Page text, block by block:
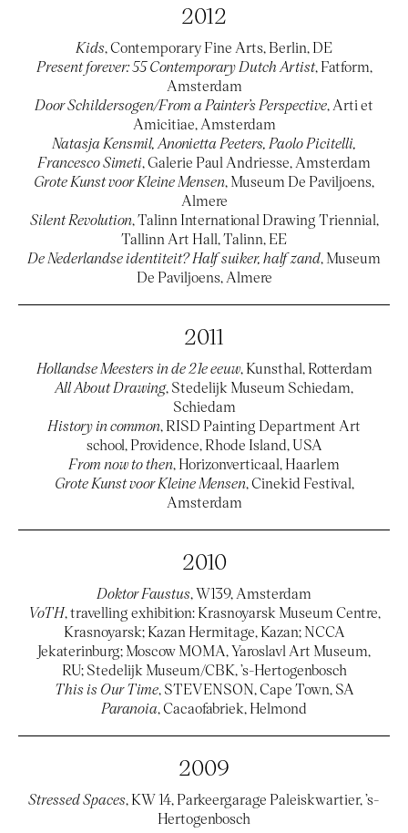
2012
Kids, Contemporary Fine Arts, Berlin, DE
Present forever: 55 Contemporary Dutch Artist, Fatform,
Amsterdam
Door Schildersogen/From a Painter’s Perspective, Arti et
Amicitiae, Amsterdam
Natasja Kensmil, Anonietta Peeters, Paolo Picitelli,
Francesco Simeti, Galerie Paul Andriesse, Amsterdam
Grote Kunst voor Kleine Mensen, Museum De Paviljoens,
Almere
Silent Revolution, Talinn International Drawing Triennial,
Tallinn Art Hall, Talinn, EE
De Nederlandse identiteit? Half suiker, half zand, Museum
De Paviljoens, Almere
2011
Hollandse Meesters in de 21e eeuw, Kunsthal, Rotterdam
All About Drawing, Stedelijk Museum Schiedam,
Schiedam
History in common, RISD Painting Department Art
school, Providence, Rhode Island, USA
From now to then, Horizonverticaal, Haarlem
Grote Kunst voor Kleine Mensen, Cinekid Festival,
Amsterdam
2010
Doktor Faustus, W139, Amsterdam
VoTH, travelling exhibition: Krasnoyarsk Museum Centre,
Krasnoyarsk; Kazan Hermitage, Kazan; NCCA
Jekaterinburg; Moscow MOMA, Yaroslavl Art Museum,
RU; Stedelijk Museum/CBK, ’s-Hertogenbosch
This is Our Time, STEVENSON, Cape Town, SA
Paranoia, Cacaofabriek, Helmond
2009
Stressed Spaces, KW 14, Parkeergarage Paleiskwartier, ’s-
Hertogenbosch